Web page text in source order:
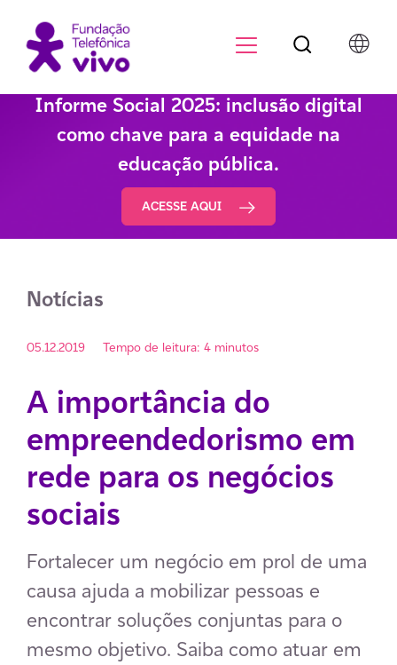
Informe Social 2025: inclusão digital
como chave para a equidade na
educação pública.
ACESSE AQUI
Notícias
05.12.2019 Tempo de leitura: 4 minutos
A importância do
empreendedorismo em
rede para os negócios
sociais
Fortalecer um negócio em prol de uma
causa ajuda a mobilizar pessoas e
encontrar soluções conjuntas para o
mesmo objetivo. Saiba como atuar em
Botão de